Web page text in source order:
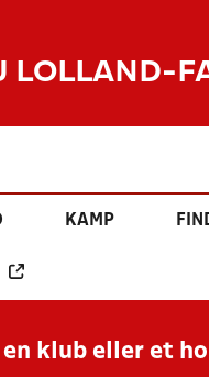
LOLLAND-
KAMP
en klub eller et